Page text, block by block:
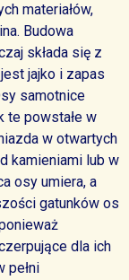
materiałów,
Budowa
składa się z
jajko i zapas
samotnice
te powstałe w
w otwartych
kamieniami lub w
osy umiera, a
gatunków os
dla ich
pełni